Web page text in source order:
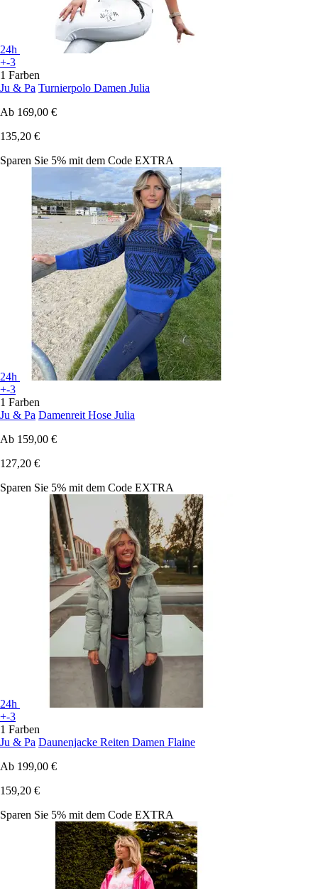
24h
+-3
1 Farben
Ju & Pa Turnierpolo Damen Julia
Ab 169,00 €
135,20 €
Sparen Sie 5% mit dem Code EXTRA
24h
+-3
1 Farben
Ju & Pa Damenreit Hose Julia
Ab 159,00 €
127,20 €
Sparen Sie 5% mit dem Code EXTRA
24h
+-3
1 Farben
Ju & Pa Daunenjacke Reiten Damen Flaine
Ab 199,00 €
159,20 €
Sparen Sie 5% mit dem Code EXTRA